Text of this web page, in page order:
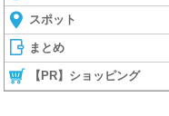
スポット
まとめ
【PR】ショッピング